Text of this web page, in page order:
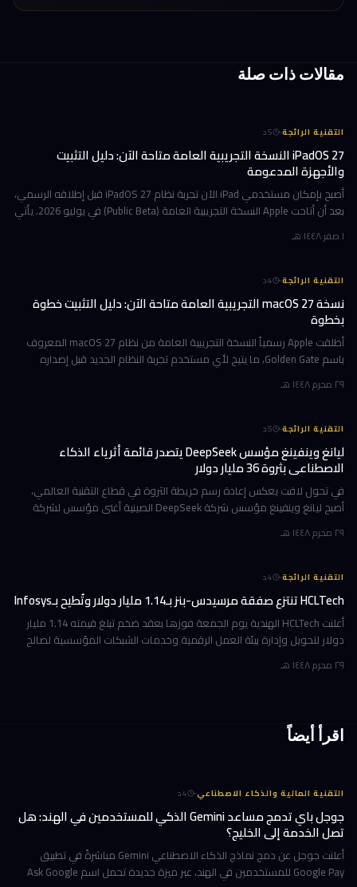
مقالات ذات صلة
التقنية الرائجة·
5د
iPadOS 27 النسخة التجريبية العامة متاحة الآن: دليل التثبيت
والأجهزة المدعومة
أصبح بإمكان مستخدمي iPad الآن تجربة نظام iPadOS 27 قبل إطلاقه الرسمي،
بعد أن أتاحت Apple النسخة التجريبية العامة (Public Beta) في يوليو 2026. يأتي
١ صفر ١٤٤٨ هـ
التقنية الرائجة·
4د
نسخة macOS 27 التجريبية العامة متاحة الآن: دليل التثبيت خطوة
بخطوة
أطلقت Apple رسمياً النسخة التجريبية العامة من نظام macOS 27 المعروف
باسم Golden Gate، ما يتيح لأي مستخدم تجربة النظام الجديد قبل إصداره
٢٩ محرم ١٤٤٨ هـ
التقنية الرائجة·
5د
ليانغ وينفينغ مؤسس DeepSeek يتصدر قائمة أثرياء الذكاء
الاصطناعي بثروة 36 مليار دولار
في تحول لافت يعكس إعادة رسم خريطة الثروة في قطاع التقنية العالمي،
أصبح ليانغ وينفينغ مؤسس شركة DeepSeek الصينية أغنى مؤسس لشركة
٢٩ محرم ١٤٤٨ هـ
التقنية الرائجة·
4د
HCLTech تنتزع صفقة مرسيدس-بنز بـ1.14 مليار دولار وتُطيح بـInfosys
أعلنت HCLTech الهندية يوم الجمعة فوزها بعقد ضخم تبلغ قيمته 1.14 مليار
دولار لتحويل وإدارة بيئة العمل الرقمية وخدمات الشبكات المؤسسية لصالح
٢٩ محرم ١٤٤٨ هـ
اقرأ أيضاً
التقنية المالية والذكاء الاصطناعي·
4د
جوجل باي تدمج مساعد Gemini الذكي للمستخدمين في الهند: هل
تصل الخدمة إلى الخليج؟
أعلنت جوجل عن دمج نماذج الذكاء الاصطناعي Gemini مباشرةً في تطبيق
Google Pay للمستخدمين في الهند، عبر ميزة جديدة تحمل اسم Ask Google